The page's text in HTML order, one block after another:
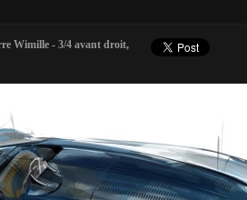
Wimille - 3/4 avant droit,